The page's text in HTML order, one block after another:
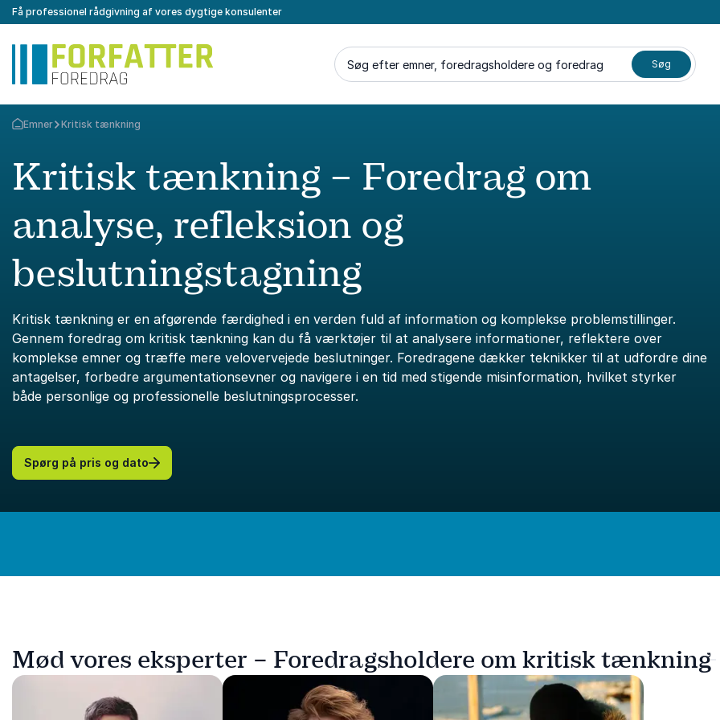
Få professionel rådgivning af vores dygtige konsulenter
Søg efter emner, foredragsholdere og foredrag Søg
Tilbage til forsiden
Emner Kritisk tænkning
Kritisk tænkning – Foredrag om
analyse, refleksion og
beslutningstagning
Kritisk tænkning er en afgørende færdighed i en verden fuld af information og komplekse problemstillinger.
Gennem foredrag om kritisk tænkning kan du få værktøjer til at analysere informationer, reflektere over
komplekse emner og træffe mere velovervejede beslutninger. Foredragene dækker teknikker til at udfordre dine
antagelser, forbedre argumentationsevner og navigere i en tid med stigende misinformation, hvilket styrker
både personlige og professionelle beslutningsprocesser.
Spørg på pris og dato
Mød vores eksperter – Foredragsholdere om kritisk tænkning